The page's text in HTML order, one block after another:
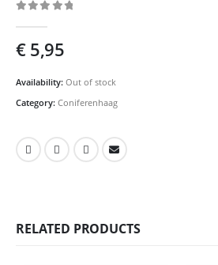
€5,95
Availability: Out of stock
Category: Coniferenhaag
RELATED PRODUCTS